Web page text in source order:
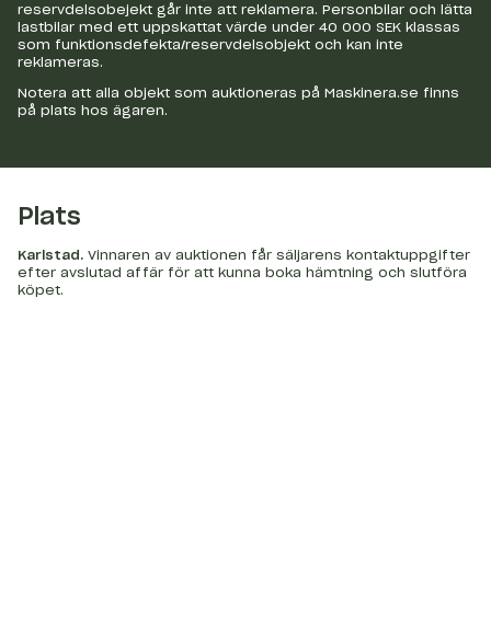
reservdelsobejekt går inte att reklamera. Personbilar och lätta
lastbilar med ett uppskattat värde under 40 000 SEK klassas
som funktionsdefekta/reservdelsobjekt och kan inte
reklameras.
Notera att alla objekt som auktioneras på Maskinera.se finns
på plats hos ägaren.
Plats
Karlstad . Vinnaren av auktionen får säljarens kontaktuppgifter
efter avslutad affär för att kunna boka hämtning och slutföra
köpet.